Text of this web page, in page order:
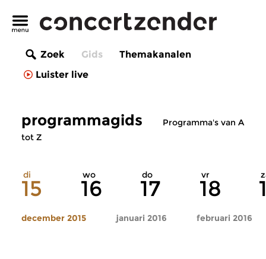
Zoek Gids
Themakanalen
Luister live
programmagids
Programma's van A
tot Z
di
15
wo
16
do
17
vr
18
december 2015 januari 2016 februari 2016